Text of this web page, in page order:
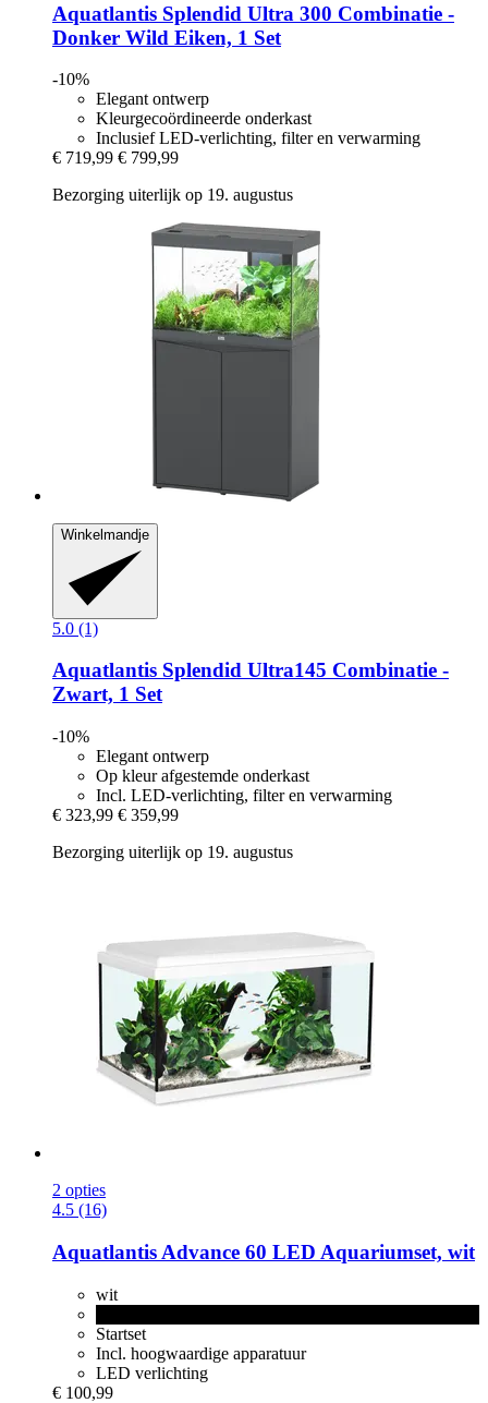
Aquatlantis Splendid Ultra 300 Combinatie -​
Donker Wild Eiken, 1 Set
-10%
Elegant ontwerp
Kleurgecoördineerde onderkast
Inclusief LED-verlichting, filter en verwarming
€ 719,99 € 799,99
Bezorging uiterlijk op 19. augustus
Winkelmandje
5.0 (1)
Aquatlantis Splendid Ultra145 Combinatie -​
Zwart, 1 Set
-10%
Elegant ontwerp
Op kleur afgestemde onderkast
Incl. LED-verlichting, filter en verwarming
€ 323,99 € 359,99
Bezorging uiterlijk op 19. augustus
2 opties
4.5 (16)
Aquatlantis Advance 60 LED Aquariumset, wit
wit
Startset
Incl. hoogwaardige apparatuur
LED verlichting
€ 100,99